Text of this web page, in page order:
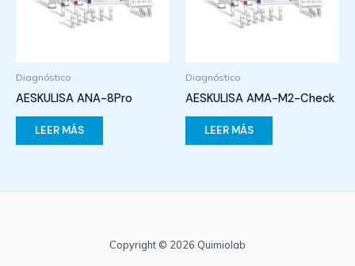
Diagnóstico
AESKULISA ANA-8Pro
LEER MÁS
Diagnóstico
AESKULISA AMA-M2-Check
LEER MÁS
Copyright © 2026 Quimiolab